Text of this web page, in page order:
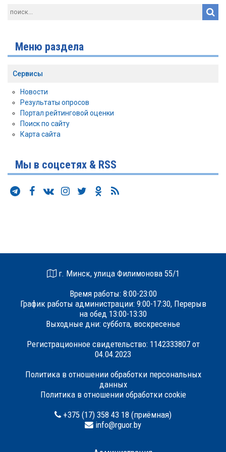
Меню раздела
Сервисы
Новости
Результаты опросов
Портал рейтинговой оценки
Поиск по сайту
Карта сайта
Мы в соцсетях & RSS
г. Минск, улица Филимонова 55/1
Время работы: 8:00-23:00
График работы администрации: 9:00-17:30, Перерыв
на обед 13:00-13:30
Выходные дни: суббота, воскресенье
Регистрационное свидетельство: 1142333807 от
04.04.2023
Политика в отношении обработки персональных
данных
Политика в отношении обработки cookie
+375 (17) 358 43 18 (приёмная)
info@rguor.by